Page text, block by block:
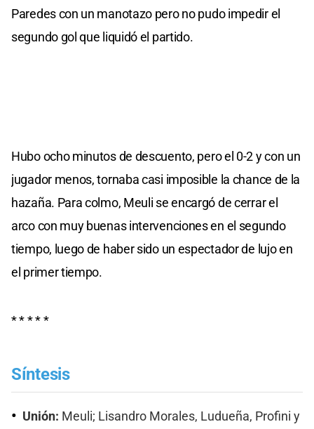
Paredes con un manotazo pero no pudo impedir el
segundo gol que liquidó el partido.
Hubo ocho minutos de descuento, pero el 0-2 y con un
jugador menos, tornaba casi imposible la chance de la
hazaña. Para colmo, Meuli se encargó de cerrar el
arco con muy buenas intervenciones en el segundo
tiempo, luego de haber sido un espectador de lujo en
el primer tiempo.
* * * * *
Síntesis
Unión: Meuli; Lisandro Morales, Ludueña, Profini y